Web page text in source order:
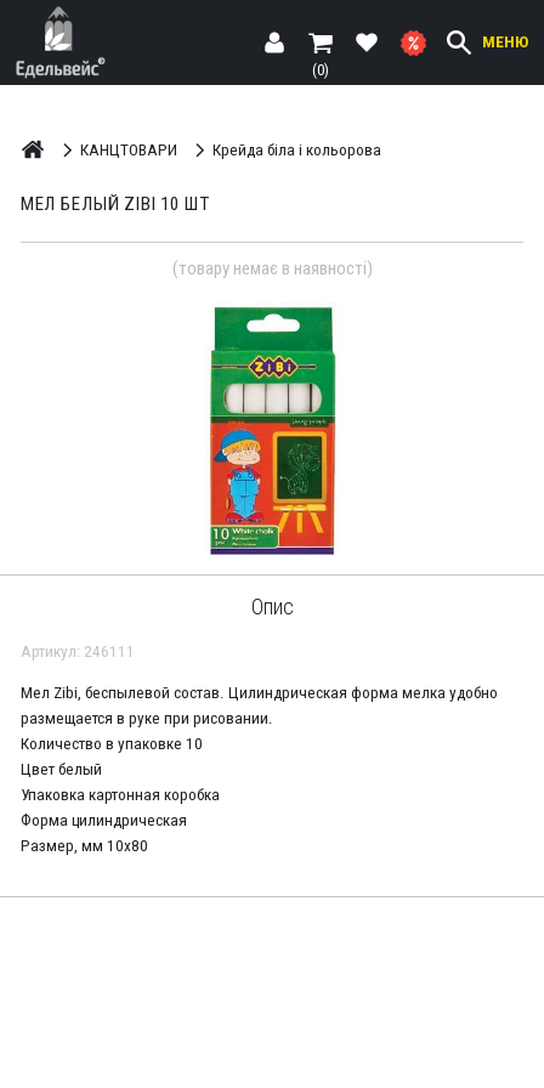
МЕНЮ
(0)
КАНЦТОВАРИ Крейда біла і кольорова
МЕЛ БЕЛЫЙ ZIBI 10 ШТ
(товару немає в наявності)
Опис
Артикул: 246111
Мел Zibi, беспылевой состав. Цилиндрическая форма мелка удобно
размещается в руке при рисовании.
Количество в упаковке 10
Цвет белый
Упаковка картонная коробка
Форма цилиндрическая
Размер, мм 10х80